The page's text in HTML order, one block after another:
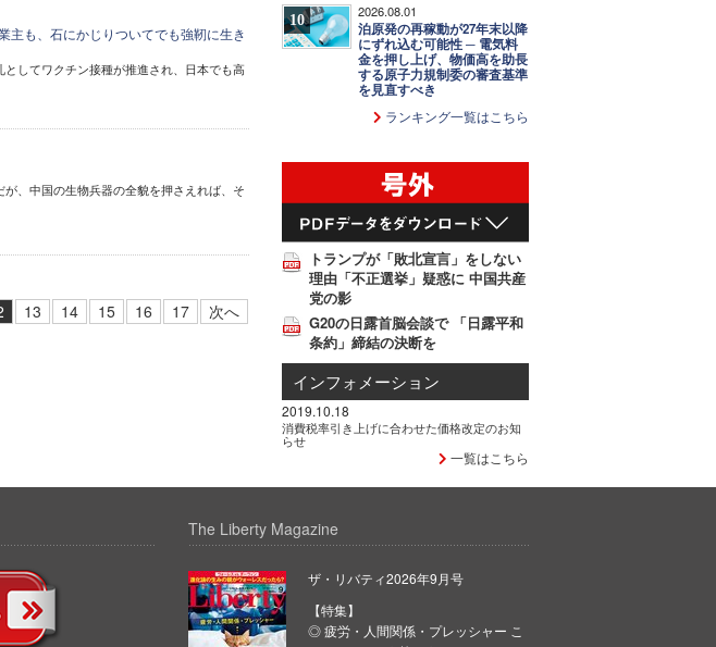
主も、石にかじりついてでも強靭に生き
してワクチン接種が推進され、日本でも高
、中国の生物兵器の全貌を押さえれば、そ
13 14 15 16 17 次へ
10 2026.08.01
泊原発の再稼動が27年末以降
にずれ込む可能性 ─ 電気料
金を押し上げ、物価高を助長
する原子力規制委の審査基準
を見直すべき
ランキング一覧はこちら
トランプが「敗北宣言」をしない
理由「不正選挙」疑惑に 中国共産
党の影
G20の日露首脳会談で 「日露平和
条約」締結の決断を
インフォメーション
2019.10.18
消費税率引き上げに合わせた価格改定のお知
らせ
一覧はこちら
The Liberty Magazine
ザ・リバティ2026年9月号
【特集】
◎ 疲労・人間関係・プレッシャー こ